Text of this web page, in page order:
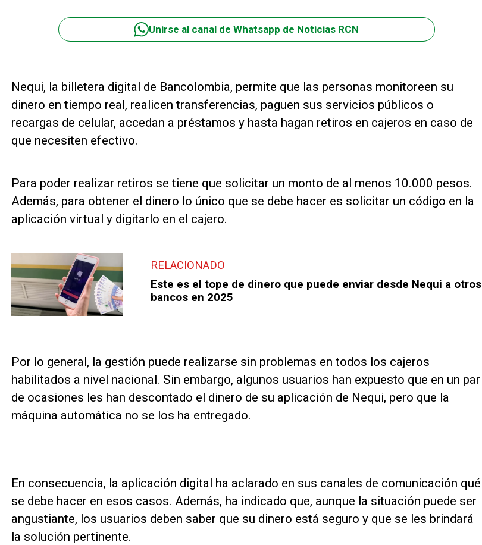
Unirse al canal de Whatsapp de Noticias RCN
Nequi, la billetera digital de Bancolombia, permite que las personas monitoreen su
dinero en tiempo real, realicen transferencias, paguen sus servicios públicos o
recargas de celular, accedan a préstamos y hasta hagan retiros en cajeros en caso de
que necesiten efectivo.
Para poder realizar retiros se tiene que solicitar un monto de al menos 10.000 pesos.
Además, para obtener el dinero lo único que se debe hacer es solicitar un código en la
aplicación virtual y digitarlo en el cajero.
RELACIONADO
Este es el tope de dinero que puede enviar desde Nequi a otros
bancos en 2025
Por lo general, la gestión puede realizarse sin problemas en todos los cajeros
habilitados a nivel nacional. Sin embargo, algunos usuarios han expuesto que en un par
de ocasiones les han descontado el dinero de su aplicación de Nequi, pero que la
máquina automática no se los ha entregado.
En consecuencia, la aplicación digital ha aclarado en sus canales de comunicación qué
se debe hacer en esos casos. Además, ha indicado que, aunque la situación puede ser
angustiante, los usuarios deben saber que su dinero está seguro y que se les brindará
la solución pertinente.